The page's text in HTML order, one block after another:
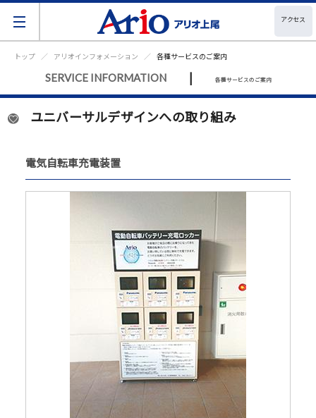
アクセス
トップ アリオインフォメーション 各種サービスのご案内
SERVICE INFORMATION | 各種サービスのご案内
ユニバーサルデザインへの取り組み
電気自転車充電装置